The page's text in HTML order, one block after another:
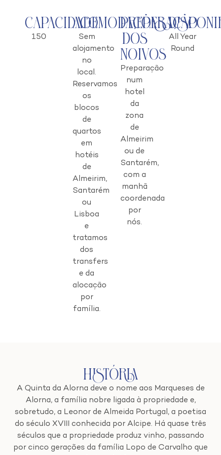
Capacidade
150
Acomodações
Sem
alojamento
no
local.
Reservamos
os
blocos
de
quartos
em
hotéis
de
Almeirim,
Santarém
ou
Lisboa
e
tratamos
dos
transfers
e da
alocação
por
família.
Preparação
dos
Noivos
Preparação
num
hotel
da
zona
de
Almeirim
ou de
Santarém,
com a
manhã
coordenada
por
nós.
All Year
Round
História
A Quinta da Alorna deve o nome aos Marqueses de
Alorna, a família nobre ligada à propriedade e,
sobretudo, a Leonor de Almeida Portugal, a poetisa
do século XVIII conhecida por Alcipe. Há quase três
séculos que a propriedade produz vinho, passando
por cinco gerações da família Lopo de Carvalho que